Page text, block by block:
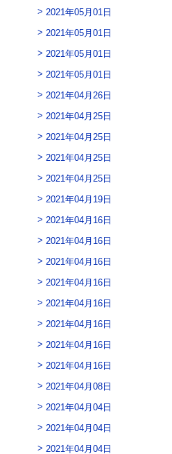
2021年05月01日
2021年05月01日
2021年05月01日
2021年05月01日
2021年04月26日
2021年04月25日
2021年04月25日
2021年04月25日
2021年04月25日
2021年04月19日
2021年04月16日
2021年04月16日
2021年04月16日
2021年04月16日
2021年04月16日
2021年04月16日
2021年04月16日
2021年04月16日
2021年04月08日
2021年04月04日
2021年04月04日
2021年04月04日